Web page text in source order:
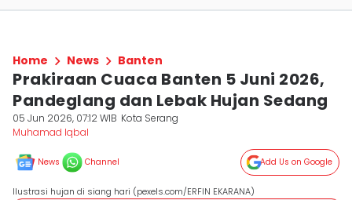
Home News Banten
Prakiraan Cuaca Banten 5 Juni 2026,
Pandeglang dan Lebak Hujan Sedang
05 Jun 2026, 07:12 WIB Kota Serang
Muhamad Iqbal
News Channel Add Us on Google
Ilustrasi hujan di siang hari (pexels.com/ERFIN EKARANA)